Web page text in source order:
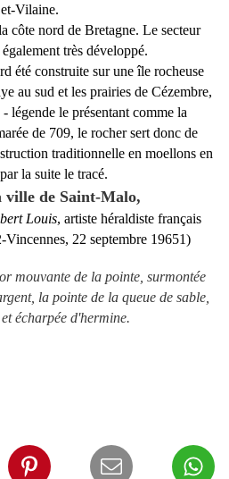
et-Vilaine.
côte nord de Bretagne. Le secteur
très développé.
été construite sur une île rocheuse
au sud et les prairies de Cézembre,
légende le présentant comme la
de 709, le rocher sert donc de
traditionnelle en moellons en
la suite le tracé.
ville de Saint-Malo,
Louis, artiste héraldiste français
22 septembre 19651)
mouvante de la pointe, surmontée
la pointe de la queue de sable,
écharpée d'hermine.